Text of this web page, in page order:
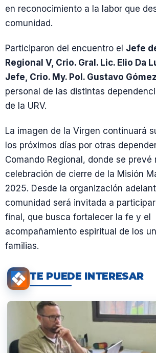
en reconocimiento a la labor que
comunidad.
Participaron del encuentro el Jefe
Regional V, Crio. Gral. Lic. Elio Da
Jefe, Crio. My. Pol. Gustavo Gómez
personal de las distintas
de la URV.
La imagen de la Virgen continuará
los próximos días por otras
Comando Regional, donde se prevé
celebración de cierre de la Misión
2025. Desde la organización
comunidad será invitada a
final, que busca fortalecer la fe y el
acompañamiento espiritual de los
familias.
TE PUEDE INTERESAR